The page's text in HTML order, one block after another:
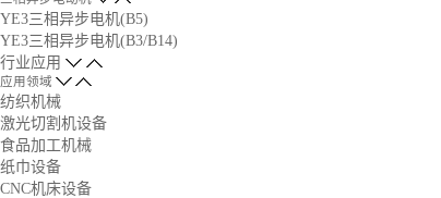
YE3三相异步电机(B5)
YE3三相异步电机(B3/B14)
行业应用
应用领域
纺织机械
激光切割机设备
食品加工机械
纸巾设备
CNC机床设备